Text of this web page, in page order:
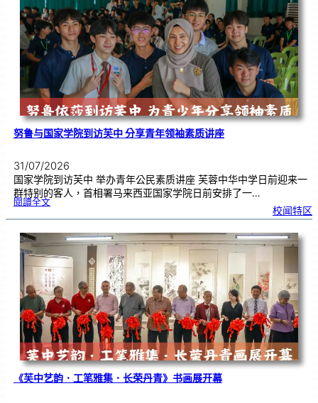
《
奏
花
悦
韵
》
圆
满
演
出
努鲁与国家学院到访芙中 分享青年领袖素质讲座
31/07/2026
国家学院到访芙中 举办青年公民素质讲座 芙蓉中华中学日前迎来一
群特别的客人，首相署马来西亚国家学院日前安排了一…
閱讀全文:努
国
学
院
到
访
中
分
享
青
年
领
袖
素
质
讲
座
校闻特区
《芙中艺韵．工笔雅集．长荣丹青》书画展开幕